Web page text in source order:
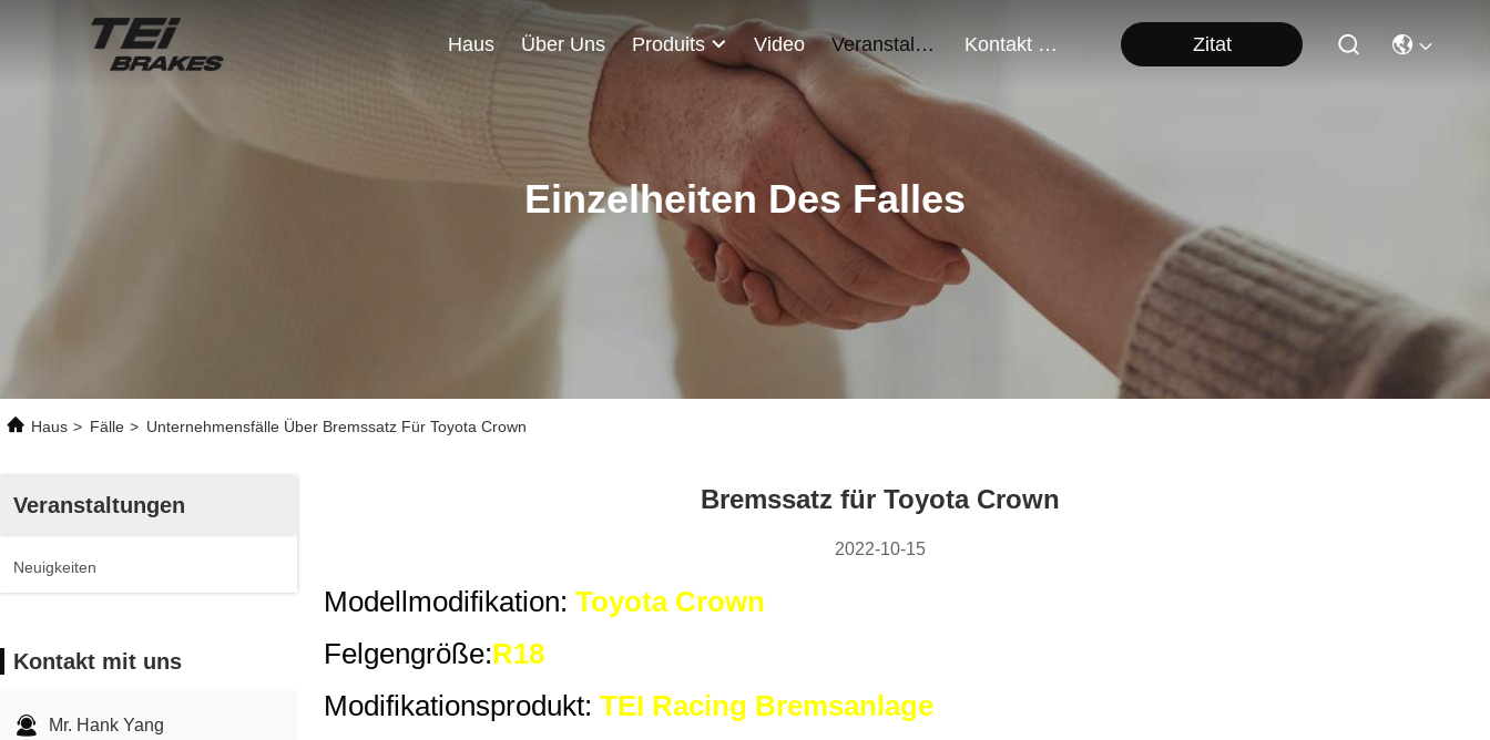
Haus Über Uns Produits Video Veranstaltungen Kontakt Mit Uns Zitat
Einzelheiten Des Falles
Haus > Fälle > Unternehmensfälle Über Bremssatz Für Toyota Crown
Veranstaltungen
Neuigkeiten
Kontakt mit uns
Mr. Hank Yang
Bremssatz für Toyota Crown
2022-10-15
Modellmodifikation: Toyota Crown
Felgengröße:R18
Modifikationsprodukt: TEI Racing Bremsanlage